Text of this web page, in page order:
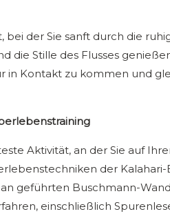
der Sie sanft durch die
die Stille des Flusses
in Kontakt zu kommen und
Aktivität, an der Sie auf
der
geführten Buschmann-
einschließlich